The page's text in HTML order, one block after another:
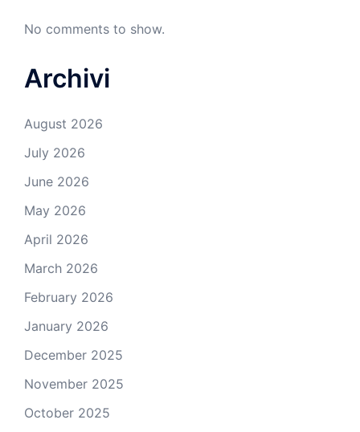
No comments to show.
Archivi
August 2026
July 2026
June 2026
May 2026
April 2026
March 2026
February 2026
January 2026
December 2025
November 2025
October 2025